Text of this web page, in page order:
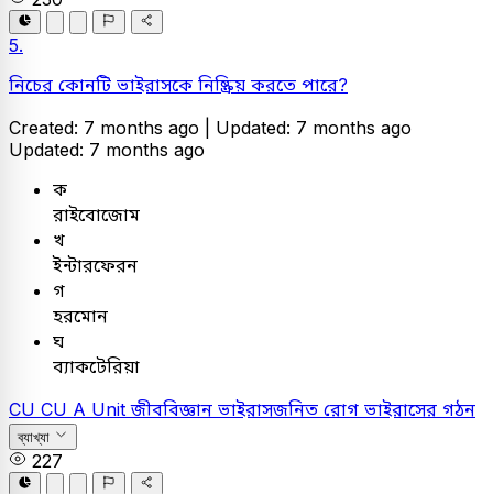
5.
নিচের কোনটি ভাইরাসকে নিষ্ক্রিয় করতে পারে?
Created: 7 months ago | Updated: 7 months ago
Updated: 7 months ago
ক
রাইবোজোম
খ
ইন্টারফেরন
গ
হরমোন
ঘ
ব্যাকটেরিয়া
CU CU A Unitজীববিজ্ঞান ভাইরাসজনিত রোগ ভাইরাসের গঠন
ব্যাখ্যা
227